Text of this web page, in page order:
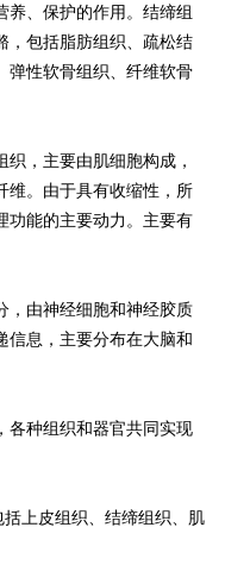
养、保护的作用。结缔组
，包括脂肪组织、疏松结
弹性软骨组织、纤维软骨
，主要由肌细胞构成，
维。由于具有收缩性，所
功能的主要动力。主要有
由神经细胞和神经胶质
信息，主要分布在大脑和
种组织和器官共同实现
上皮组织、结缔组织、肌